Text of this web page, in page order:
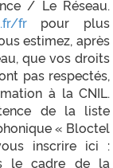
/ Le Réseau.
frpour plus
estimez, après
que vos droits
pas respectés,
à la CNIL.
de la liste
« Bloctel
inscrire ici :
le cadre de la